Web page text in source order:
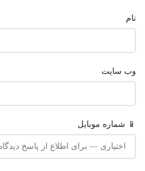
نام
وب‌ سایت
📱 شماره موبایل